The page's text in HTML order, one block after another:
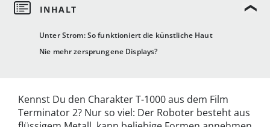
Unter Strom: So funktioniert die künstliche Haut
Nie mehr zersprungene Displays?
Kennst Du den Charakter T-1000 aus dem Film
Terminator 2? Nur so viel: Der Roboter besteht aus